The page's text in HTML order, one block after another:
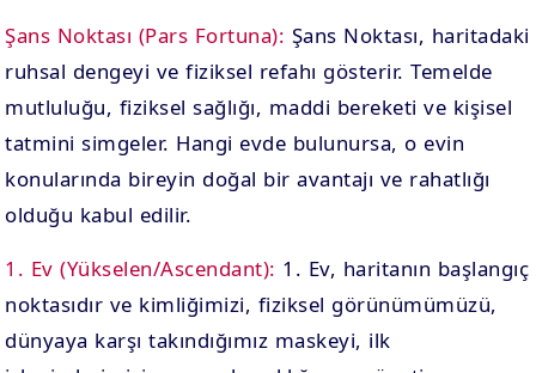
Şans Noktası (Pars Fortuna): Şans Noktası, haritadaki
ruhsal dengeyi ve fiziksel refahı gösterir. Temelde
mutluluğu, fiziksel sağlığı, maddi bereketi ve kişisel
tatmini simgeler. Hangi evde bulunursa, o evin
konularında bireyin doğal bir avantajı ve rahatlığı
olduğu kabul edilir.
1. Ev (Yükselen/Ascendant): 1. Ev, haritanın başlangıç
noktasıdır ve kimliğimizi, fiziksel görünümümüzü,
dünyaya karşı takındığımız maskeyi, ilk